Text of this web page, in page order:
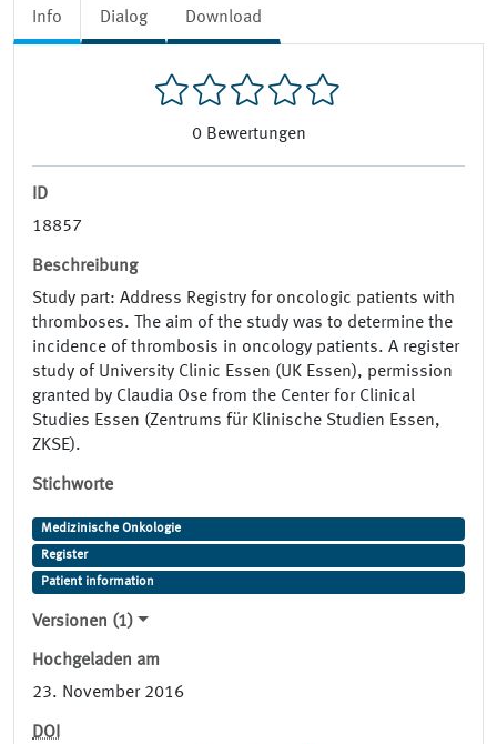
Info Dialog Download
0 Bewertungen
ID
18857
Beschreibung
Study part: Address Registry for oncologic patients with
thromboses. The aim of the study was to determine the
incidence of thrombosis in oncology patients. A register
study of University Clinic Essen (UK Essen), permission
granted by Claudia Ose from the Center for Clinical
Studies Essen (Zentrums für Klinische Studien Essen,
ZKSE).
Stichworte
Medizinische Onkologie
Register
Patient information
Versionen (1)
Hochgeladen am
23. November 2016
DOI